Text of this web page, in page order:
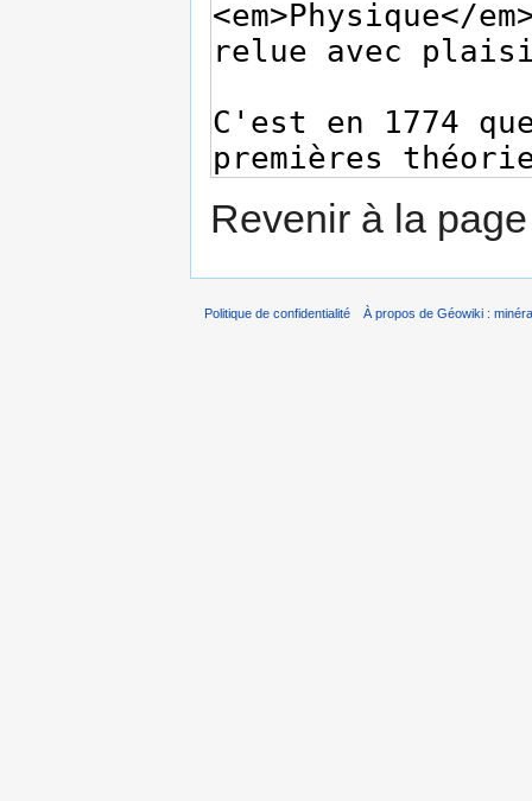
Revenir à la
Politique de confidentialité À propos de Géowiki :